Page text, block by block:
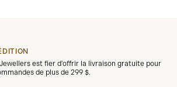
est fier d'offrir la livraison gratuite pour
de plus de 299 $.